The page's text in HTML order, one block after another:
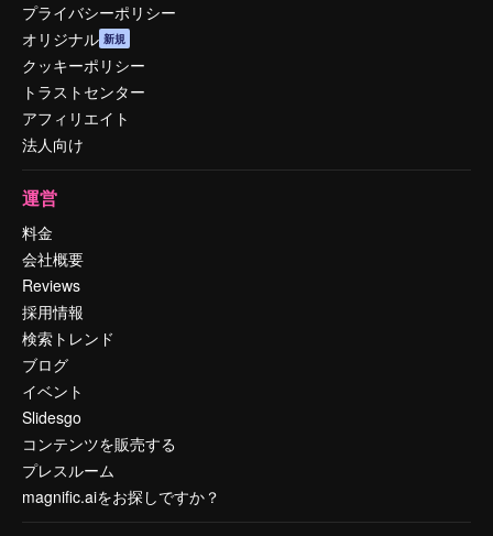
プライバシーポリシー
オリジナル 新規
クッキーポリシー
トラストセンター
アフィリエイト
法人向け
運営
料金
会社概要
Reviews
採用情報
検索トレンド
ブログ
イベント
Slidesgo
コンテンツを販売する
プレスルーム
magnific.aiをお探しですか？